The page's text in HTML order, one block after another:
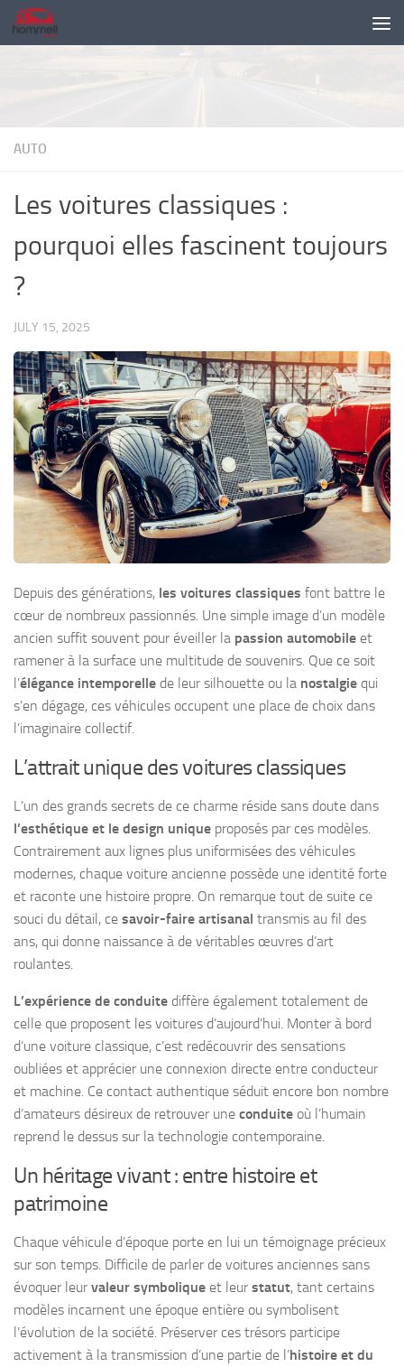
Skip to content
AUTO
Les voitures classiques :
pourquoi elles fascinent toujours
?
JULY 15, 2025
Depuis des générations, les voitures classiques font battre le
cœur de nombreux passionnés. Une simple image d’un modèle
ancien suffit souvent pour éveiller la passion automobile et
ramener à la surface une multitude de souvenirs. Que ce soit
l’élégance intemporelle de leur silhouette ou la nostalgie qui
s’en dégage, ces véhicules occupent une place de choix dans
l’imaginaire collectif.
L’attrait unique des voitures classiques
L’un des grands secrets de ce charme réside sans doute dans
l’esthétique et le design unique proposés par ces modèles.
Contrairement aux lignes plus uniformisées des véhicules
modernes, chaque voiture ancienne possède une identité forte
et raconte une histoire propre. On remarque tout de suite ce
souci du détail, ce savoir-faire artisanal transmis au fil des
ans, qui donne naissance à de véritables œuvres d’art
roulantes.
L’expérience de conduite diffère également totalement de
celle que proposent les voitures d’aujourd’hui. Monter à bord
d’une voiture classique, c’est redécouvrir des sensations
oubliées et apprécier une connexion directe entre conducteur
et machine. Ce contact authentique séduit encore bon nombre
d’amateurs désireux de retrouver une conduite où l’humain
reprend le dessus sur la technologie contemporaine.
Un héritage vivant : entre histoire et
patrimoine
Chaque véhicule d’époque porte en lui un témoignage précieux
sur son temps. Difficile de parler de voitures anciennes sans
évoquer leurvaleur symbolique et leurstatut, tant certains
modèles incarnent une époque entière ou symbolisent
l’évolution de la société. Préserver ces trésors participe
activement à la transmission d’une partie de l’histoire et du